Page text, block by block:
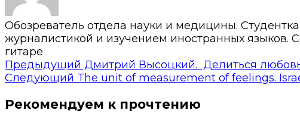
Обозреватель отдела науки и медицины.
журналистикой и изучением иностранных языков.
гитаре
Предыдущий Дмитрий Высоцкий. Делиться
Следующий The unit of measurement of feelings.
Рекомендуем к прочтению